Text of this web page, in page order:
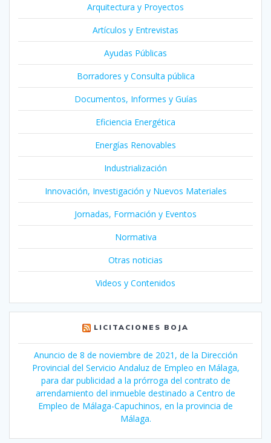
Arquitectura y Proyectos
Artículos y Entrevistas
Ayudas Públicas
Borradores y Consulta pública
Documentos, Informes y Guías
Eficiencia Energética
Energías Renovables
Industrialización
Innovación, Investigación y Nuevos Materiales
Jornadas, Formación y Eventos
Normativa
Otras noticias
Videos y Contenidos
LICITACIONES BOJA
Anuncio de 8 de noviembre de 2021, de la Dirección
Provincial del Servicio Andaluz de Empleo en Málaga,
para dar publicidad a la prórroga del contrato de
arrendamiento del inmueble destinado a Centro de
Empleo de Málaga-Capuchinos, en la provincia de
Málaga.